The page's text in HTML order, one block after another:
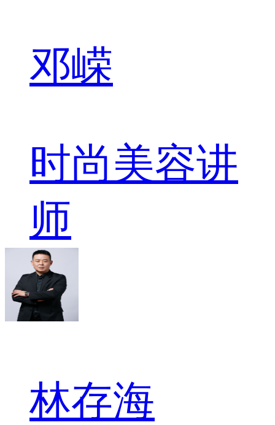
邓嵘
时尚美容讲
师
林存海